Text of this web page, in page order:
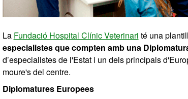
La Fundació Hospital Clínic Veterinari té una
especialistes que compten amb una
d’especialistes de l'Estat i un dels principals
moure's del centre.
Diplomatures Europees